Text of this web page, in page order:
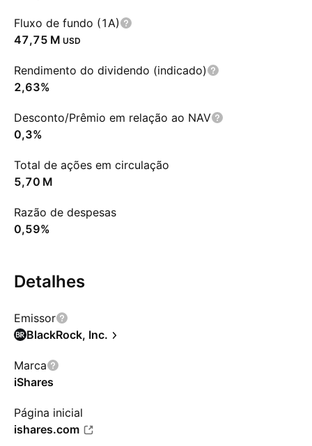
Fluxo de fundo (1A)
‪47,75 M‬ USD
Rendimento do dividendo (indicado)
2,63%
Desconto/Prêmio em relação ao NAV
0,3%
Total de ações em circulação
‪5,70 M‬
Razão de despesas
0,59%
Detalhes
Emissor
BlackRock, Inc.
Marca
iShares
Página inicial
ishares.com